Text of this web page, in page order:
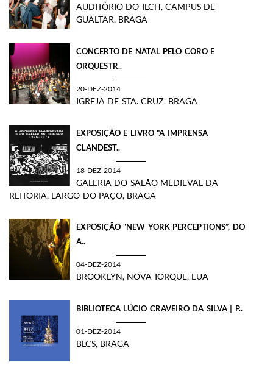
AUDITÓRIO DO ILCH, CAMPUS DE
GUALTAR, BRAGA
CONCERTO DE NATAL PELO CORO E
ORQUESTR..
20-DEZ-2014
IGREJA DE STA. CRUZ, BRAGA
EXPOSIÇÃO E LIVRO "A IMPRENSA
CLANDEST..
18-DEZ-2014
GALERIA DO SALÃO MEDIEVAL DA
REITORIA, LARGO DO PAÇO, BRAGA
EXPOSIÇÃO “NEW YORK PERCEPTIONS”, DO
A..
04-DEZ-2014
BROOKLYN, NOVA IORQUE, EUA
BIBLIOTECA LÚCIO CRAVEIRO DA SILVA | P..
01-DEZ-2014
BLCS, BRAGA